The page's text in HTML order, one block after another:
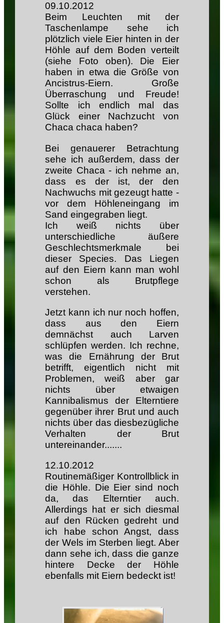
09.10.2012
Beim Leuchten mit der
Taschenlampe sehe ich
plötzlich viele Eier hinten in der
Höhle auf dem Boden verteilt
(siehe Foto oben). Die Eier
haben in etwa die Größe von
Ancistrus-Eiern. Große
Überraschung und Freude!
Sollte ich endlich mal das
Glück einer Nachzucht von
Chaca chaca haben?
Bei genauerer Betrachtung
sehe ich außerdem, dass der
zweite Chaca - ich nehme an,
dass es der ist, der den
Nachwuchs mit gezeugt hatte -
vor dem Höhleneingang im
Sand eingegraben liegt.
Ich weiß nichts über
unterschiedliche äußere
Geschlechtsmerkmale bei
dieser Species. Das Liegen
auf den Eiern kann man wohl
schon als Brutpflege
verstehen.
Jetzt kann ich nur noch hoffen,
dass aus den Eiern
demnächst auch Larven
schlüpfen werden. Ich rechne,
was die Ernährung der Brut
betrifft, eigentlich nicht mit
Problemen, weiß aber gar
nichts über etwaigen
Kannibalismus der Elterntiere
gegenüber ihrer Brut und auch
nichts über das diesbezügliche
Verhalten der Brut
untereinander.......
12.10.2012
Routinemäßiger Kontrollblick in
die Höhle. Die Eier sind noch
da, das Elterntier auch.
Allerdings hat er sich diesmal
auf den Rücken gedreht und
ich habe schon Angst, dass
der Wels im Sterben liegt. Aber
dann sehe ich, dass die ganze
hintere Decke der Höhle
ebenfalls mit Eiern bedeckt ist!